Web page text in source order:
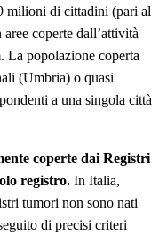
milioni di cittadini (pari al
coperte dall’attività
La popolazione coperta
(Umbria) o quasi
a una singola città
coperte dai Registri
registro. In Italia,
tumori non sono nati
di precisi criteri